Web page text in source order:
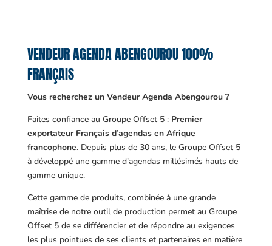
VENDEUR AGENDA ABENGOUROU 100%
FRANÇAIS
Vous recherchez un Vendeur Agenda Abengourou ?
Faites confiance au Groupe Offset 5 : Premier
exportateur Français d’agendas en Afrique
francophone. Depuis plus de 30 ans, le Groupe Offset 5
à développé une gamme d’agendas millésimés hauts de
gamme unique.
Cette gamme de produits, combinée à une grande
maîtrise de notre outil de production permet au Groupe
Offset 5 de se différencier et de répondre au exigences
les plus pointues de ses clients et partenaires en matière